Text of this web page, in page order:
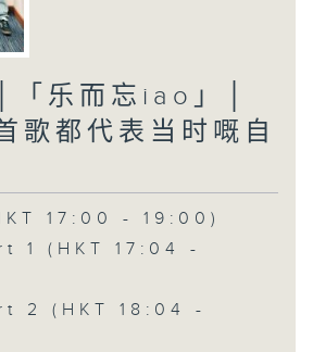
乐而忘iao」│
歌都代表当时嘅自
17:00 - 19:00)
1 (HKT 17:04 -
2 (HKT 18:04 -